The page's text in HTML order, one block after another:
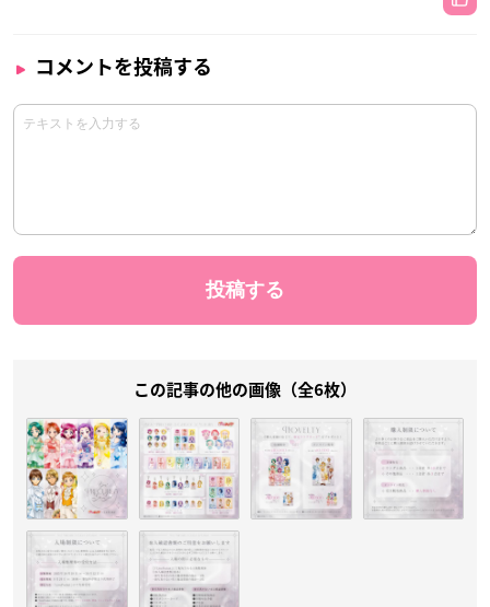
コメントを投稿する
この記事の他の画像（全6枚）